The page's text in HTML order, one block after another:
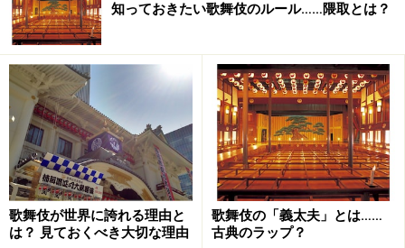
知っておきたい歌舞伎のルール……隈取とは？
歌舞伎が世界に誇れる理由と
は？ 見ておくべき大切な理由
歌舞伎の「義太夫」とは……
古典のラップ？